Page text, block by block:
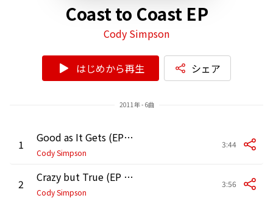
Coast to Coast EP
Cody Simpson
はじめから再生 シェア
2011年 - 6曲
1 Good as It Gets (EP Version)
Cody Simpson
3:44
2 Crazy but True (EP Version)
Cody Simpson
3:56